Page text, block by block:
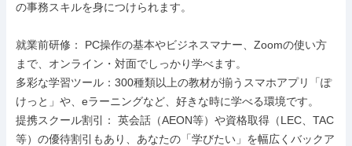
の事務スキルを身につけられます。
就業前研修： PC操作の基本やビジネスマナー、Zoomの使い方
まで、オンライン・対面でしっかり学べます。
多彩な学習ツール：300種類以上の教材が揃うスマホアプリ「ぽ
けっと」や、eラーニングなど、好きな時に学べる環境です。
提携スクール割引： 英会話（AEON等）や資格取得（LEC、TAC
等）の優待割引もあり、あなたの「学びたい」を幅広くバックア